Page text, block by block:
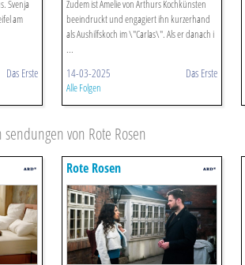
Svenja
am
Das Erste
Zudem ist Amelie von Arthurs Kochkünsten
beeindruckt und engagiert ihn kurzerhand
als Aushilfskoch im \"Carlas\". Als er danach i
...
14-03-2025 Das Erste
Alle Folgen
von Rote Rosen
Rote Rosen